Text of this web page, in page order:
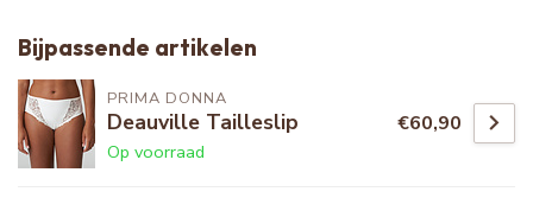
Bijpassende artikelen
PRIMA DONNA
Deauville Tailleslip
Op voorraad
€60,90